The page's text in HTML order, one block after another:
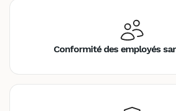
Conformité des employés